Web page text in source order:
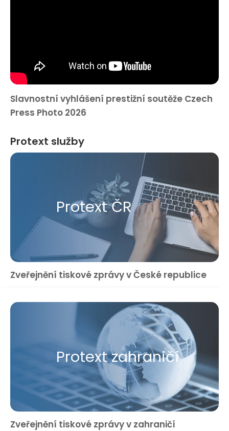
Slavnostní vyhlášení prestižní soutěže Czech
Press Photo 2026
Protext služby
Protext ČR
Zveřejnění tiskové zprávy v České republice
Protext zahraničí
Zveřejnění tiskové zprávy v zahraničí